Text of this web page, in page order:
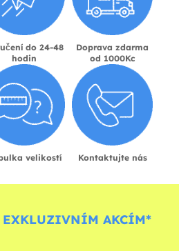
do 24-48
hodin
Doprava zdarma
od 1000Kc
velikostí Kontaktujte nás
EXKLUZIVNÍM AKCÍM*